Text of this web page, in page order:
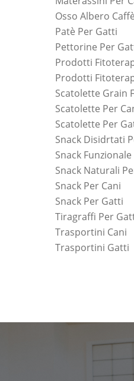
Osso Albero Caffè
Patè Per Gatti
Pettorine Per
Prodotti
Prodotti
Scatolette Grain
Scatolette Per
Scatolette Per
Snack Disidrtati
Snack
Snack Naturali
Snack Per Cani
Snack Per Gatti
Tiragraffi Per
Trasportini Cani
Trasportini Gatti